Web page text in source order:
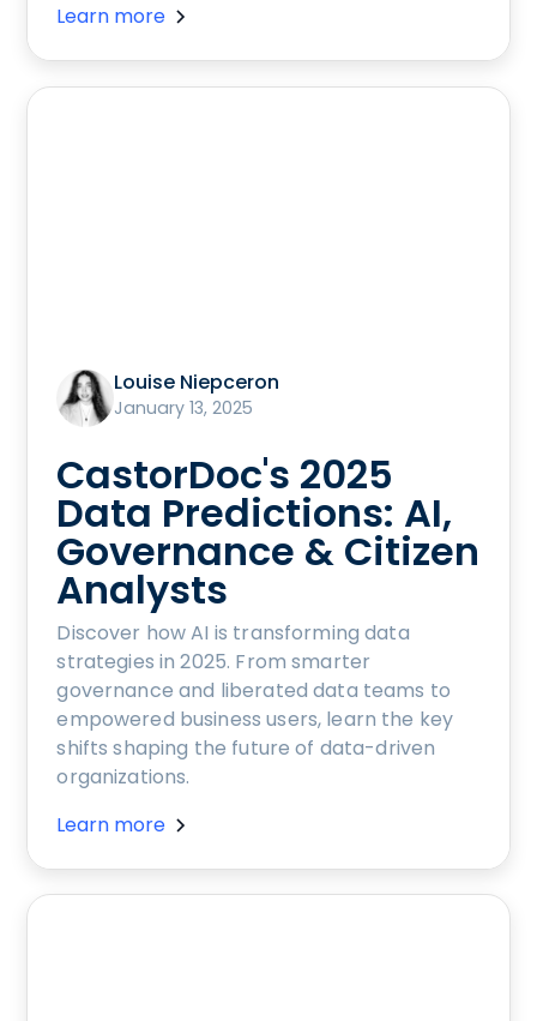
Learn more
Louise Niepceron
January 13, 2025
CastorDoc's 2025
Data Predictions: AI,
Governance & Citizen
Analysts
Discover how AI is transforming data
strategies in 2025. From smarter
governance and liberated data teams to
empowered business users, learn the key
shifts shaping the future of data-driven
organizations.
Learn more